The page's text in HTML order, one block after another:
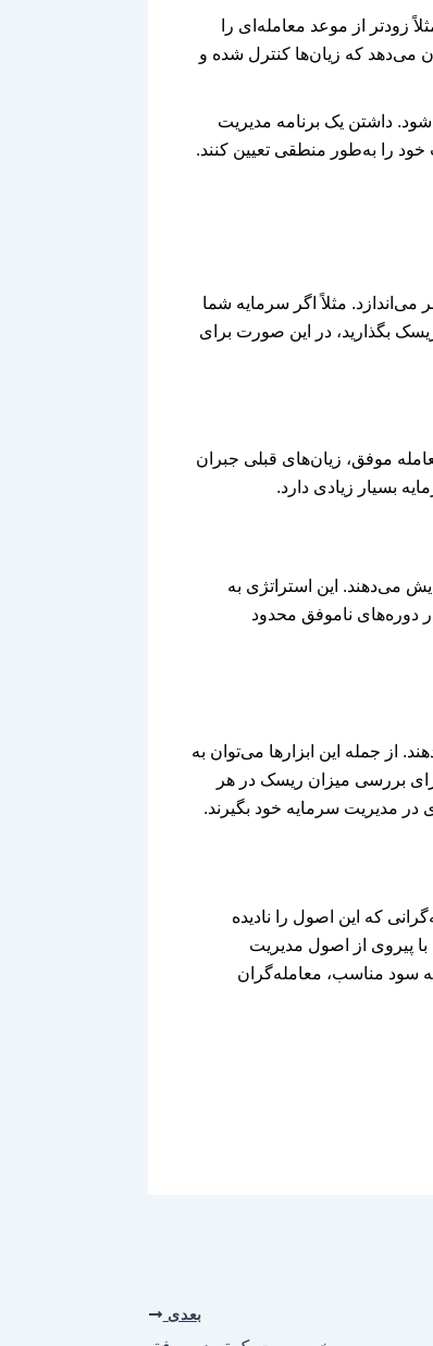
زودتر از موعد معامله‌ای را
می‌دهد که زیان‌ها کنترل شده و
داشتن یک برنامه مدیریت
را به‌طور منطقی تعیین کنند.
مثلاً اگر سرمایه شما
هر معامله به ریسک بگذارید، در این صورت برای
موفق، زیان‌های قبلی جبران
بسیار زیادی دارد.
می‌دهند. این استراتژی به
دوره‌های ناموفق محدود
از جمله این ابزارها می‌توان به
بررسی میزان ریسک در هر
در مدیریت سرمایه خود بگیرند.
که این اصول را نادیده
پیروی از اصول مدیریت
سود مناسب، معامله‌گران
بعدی